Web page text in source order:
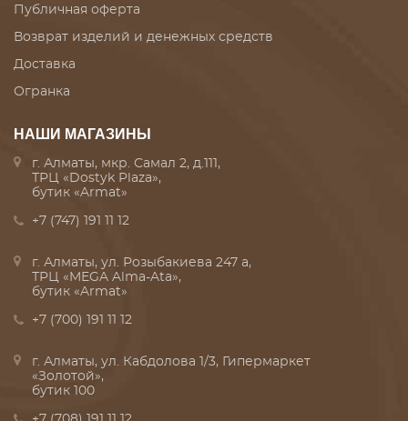
Публичная оферта
Возврат изделий и денежных средств
Доставка
Огранка
НАШИ МАГАЗИНЫ
г. Алматы, мкр. Самал 2, д.111,
ТРЦ «Dostyk Plaza»,
бутик «Armat»
+7 (747) 191 11 12
г. Алматы, ул. Розыбакиева 247 а,
ТРЦ «MEGA Alma-Ata»,
бутик «Armat»
+7 (700) 191 11 12
г. Алматы, ул. Кабдолова 1/3, Гипермаркет
«Золотой»,
бутик 100